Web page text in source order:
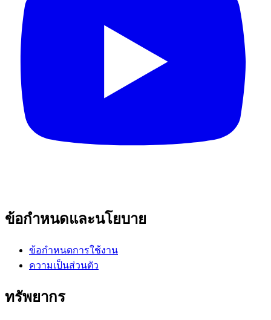
ข้อกำหนดและนโยบาย
ข้อกำหนดการใช้งาน
ความเป็นส่วนตัว
ทรัพยากร